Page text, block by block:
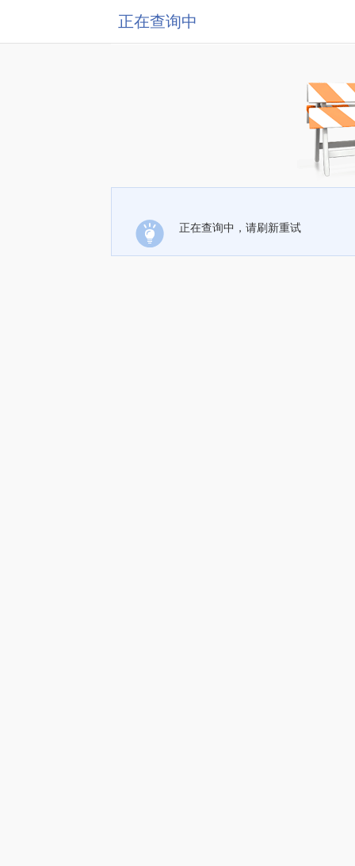
正在查询中
正在查询中，请刷新重试